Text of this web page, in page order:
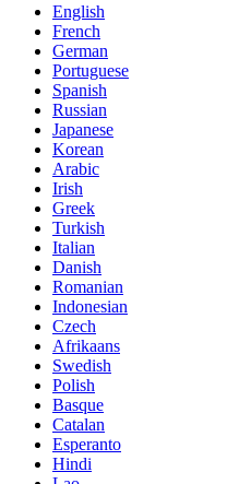
English
French
German
Portuguese
Spanish
Russian
Japanese
Korean
Arabic
Irish
Greek
Turkish
Italian
Danish
Romanian
Indonesian
Czech
Afrikaans
Swedish
Polish
Basque
Catalan
Esperanto
Hindi